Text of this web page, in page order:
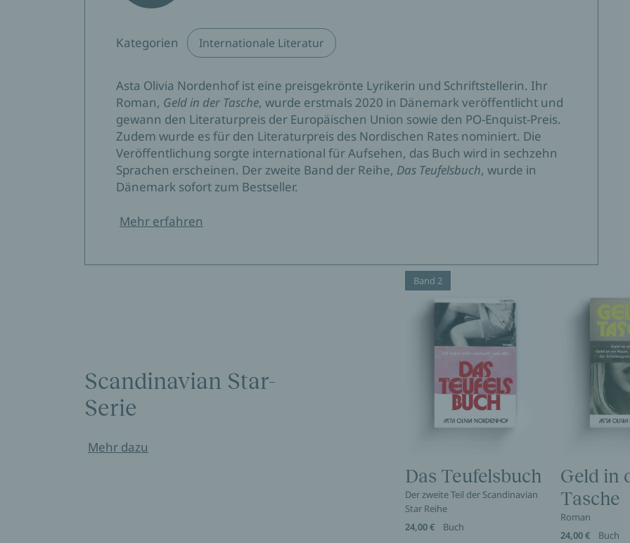
Kategorien Internationale Literatur
Asta Olivia Nordenhof ist eine preisgekrönte Lyrikerin und Schriftstellerin. Ihr
Roman, Geld in der Tasche, wurde erstmals 2020 in Dänemark veröffentlicht und
gewann den Literaturpreis der Europäischen Union sowie den PO-Enquist-Preis.
Zudem wurde es für den Literaturpreis des Nordischen Rates nominiert. Die
Veröffentlichung sorgte international für Aufsehen, das Buch wird in sechzehn
Sprachen erscheinen. Der zweite Band der Reihe, Das Teufelsbuch, wurde in
Dänemark sofort zum Bestseller.
Mehr erfahren
Scandinavian Star-
Serie
Mehr dazu
Band 2
Das Teufelsbuch
Der zweite Teil der Scandinavian
Star Reihe
24,00 €
Buch
Geld in
Tasche
Roman
24,00 €
Buch